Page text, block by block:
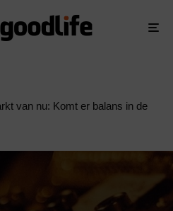
van nu: Komt er balans in de